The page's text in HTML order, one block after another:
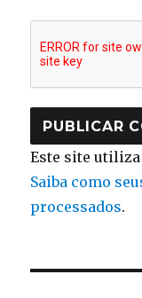
Este site
Saiba como
processados.